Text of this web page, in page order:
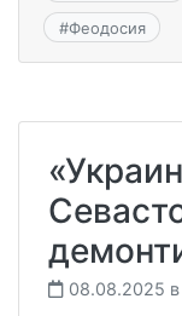
#Феодосия
08.08.2025 в